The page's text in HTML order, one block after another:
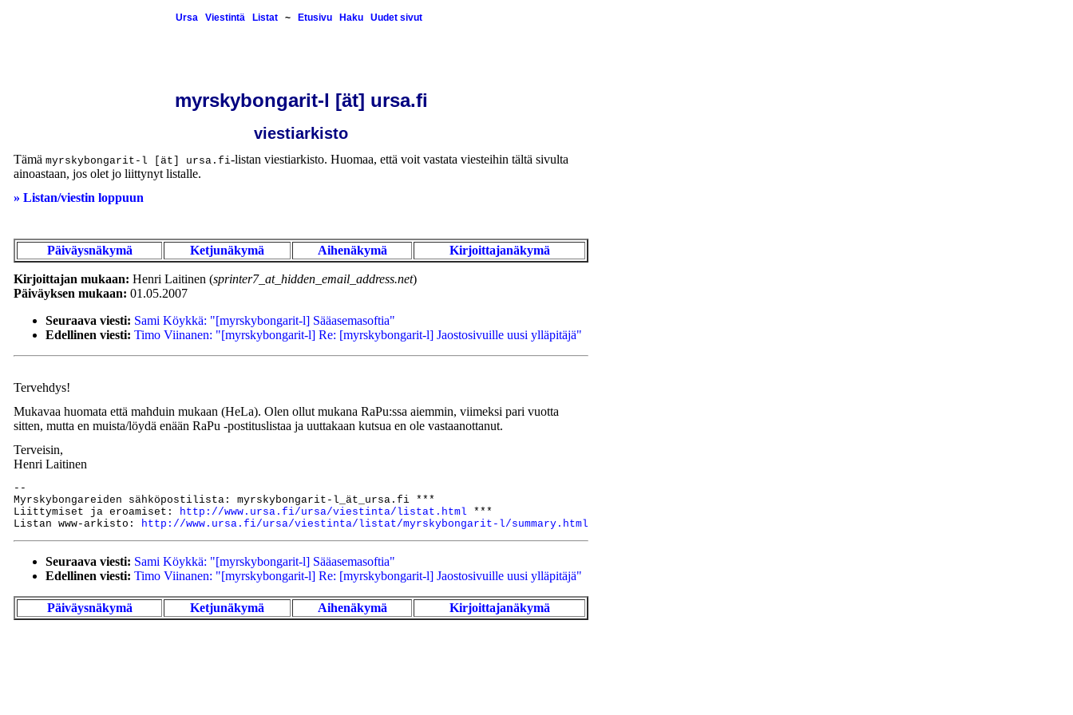
Ursa Viestintä Listat~ Etusivu Haku Uudet sivut
myrskybongarit-l [ät] ursa.fi
viestiarkisto
Tämä myrskybongarit-l [ät] ursa.fi-listan viestiarkisto. Huomaa, että voit vastata viesteihin tältä sivulta
ainoastaan, jos olet jo liittynyt listalle.
» Listan/viestin loppuun
Päiväysnäkymä Ketjunäkymä Aihenäkymä Kirjoittajanäkymä
Kirjoittajan mukaan: Henri Laitinen (sprinter7_at_hidden_email_address.net)
Päiväyksen mukaan: 01.05.2007
Seuraava viesti: Sami Köykkä: "[myrskybongarit-l] Sääasemasoftia"
Edellinen viesti: Timo Viinanen: "[myrskybongarit-l] Re: [myrskybongarit-l] Jaostosivuille uusi ylläpitäjä"
Tervehdys!
Mukavaa huomata että mahduin mukaan (HeLa). Olen ollut mukana RaPu:ssa aiemmin, viimeksi pari vuotta
sitten, mutta en muista/löydä enään RaPu -postituslistaa ja uuttakaan kutsua en ole vastaanottanut.
Terveisin,
Henri Laitinen
--
Myrskybongareiden sähköpostilista: myrskybongarit-l_ät_ursa.fi ***
Liittymiset ja eroamiset:
http://www.ursa.fi/ursa/viestinta/listat.html ***
Listan www-arkisto:
http://www.ursa.fi/ursa/viestinta/listat/myrskybongarit-l/summary.html
Seuraava viesti: Sami Köykkä: "[myrskybongarit-l] Sääasemasoftia"
Edellinen viesti: Timo Viinanen: "[myrskybongarit-l] Re: [myrskybongarit-l] Jaostosivuille uusi ylläpitäjä"
Päiväysnäkymä Ketjunäkymä Aihenäkymä Kirjoittajanäkymä